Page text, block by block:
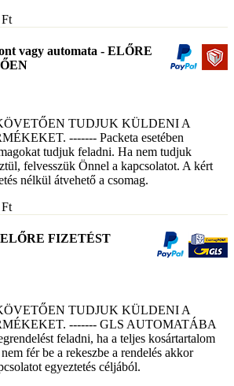
Ft
vagy automata - ELŐRE
TUDJUK KÜLDENI A
------- Packeta esetében
tudjuk feladni. Ha nem tudjuk
felvesszük Önnel a kapcsolatot. A kért
nélkül átvehető a csomag.
Ft
FIZETÉST
TUDJUK KÜLDENI A
------- GLS AUTOMATÁBA
feladni, ha a teljes kosártartalom
fér be a rekeszbe a rendelés akkor
egyeztetés céljából.